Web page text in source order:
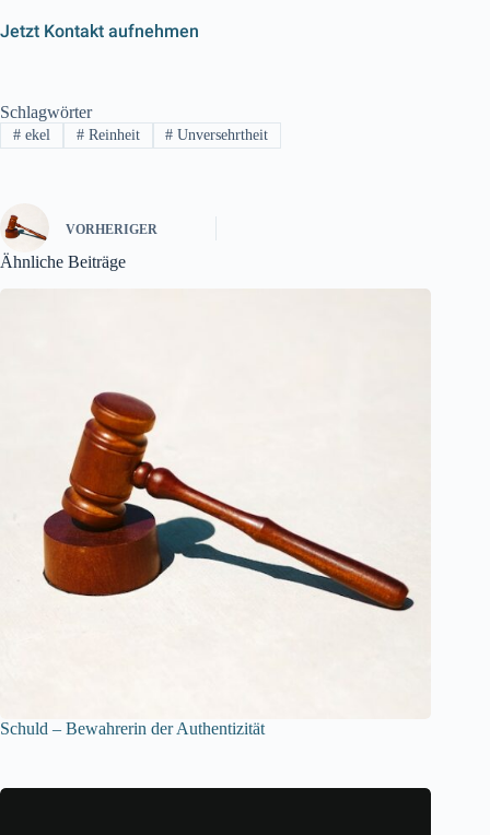
Jetzt Kontakt aufnehmen
Schlagwörter
#ekel #Reinheit # Unversehrtheit
VORHERIGER
Ähnliche Beiträge
Schuld – Bewahrerin der Authentizität